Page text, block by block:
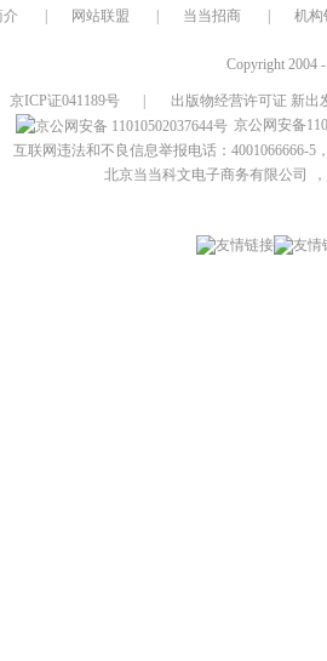
介 网站联盟 当当招商 机构
Copyright 2004
京ICP证041189号
出版物经营许可证 新出
京公网安备
互联网违法和不良信息举报电话：4001066666-5
北京当当科文电子商务有限公司